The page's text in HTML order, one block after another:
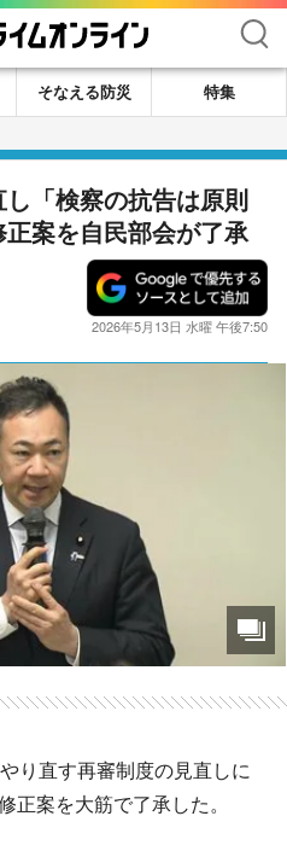
検索
そなえる防災
特集
し「検察の抗告は原則
案を自民部会が了承
2026年5月13日 水曜 午後7:50
り直す再審制度の見直しに
正案を大筋で了承した。